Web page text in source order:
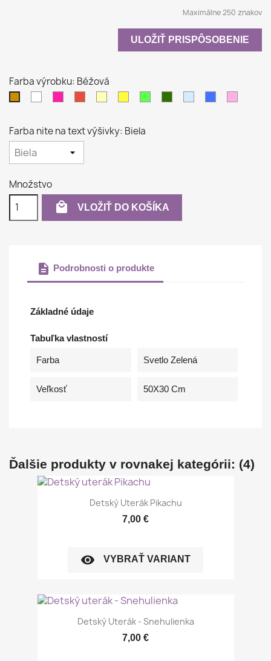
Maximálne 250 znakov
ULOŽIŤ PRISPÔSOBENIE
Farba výrobku: Béžová
Farba nite na text výšivky: Biela
Množstvo
 VLOŽIŤ DO KOŠÍKA
description Podrobnosti o produkte
Základné údaje
Tabuľka vlastností
Farba Svetlo Zelená
Veľkosť 50X30 Cm
Ďalšie produkty v rovnakej kategórii: (4)
Detský Uterák Pikachu
7,00 €
visibility VYBRAŤ VARIANT
Detský Uterák - Snehulienka
7,00 €